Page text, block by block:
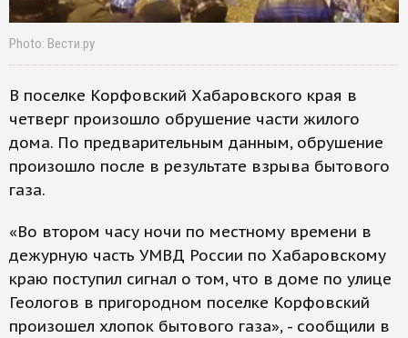
Photo: Вести.ру
В поселке Корфовский Хабаровского края в
четверг произошло обрушение части жилого
дома. По предварительным данным, обрушение
произошло после в результате взрыва бытового
газа.
«Во втором часу ночи по местному времени в
дежурную часть УМВД России по Хабаровскому
краю поступил сигнал о том, что в доме по улице
Геологов в пригородном поселке Корфовский
произошел хлопок бытового газа», - сообщили в